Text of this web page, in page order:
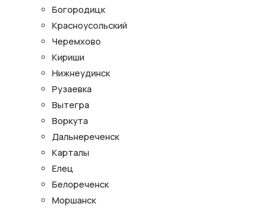
Богородицк
Красноусольский
Черемхово
Кириши
Нижнеудинск
Рузаевка
Вытегра
Воркута
Дальнереченск
Карталы
Елец
Белореченск
Моршанск